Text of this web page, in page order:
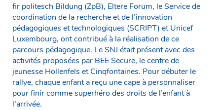
fir politesch Bildung (ZpB), Eltere Forum, le Service de
coordination de la recherche et de l’innovation
pédagogiques et technologiques (SCRIPT) et Unicef
Luxembourg, ont contribué à la réalisation de ce
parcours pédagogique. Le SNJ était présent avec des
activités proposées par BEE Secure, le centre de
jeunesse Hollenfels et Cinqfontaines. Pour débuter le
rallye, chaque enfant a reçu une cape à personnaliser
pour finir comme superhéro des droits de l’enfant à
l’arrivée.